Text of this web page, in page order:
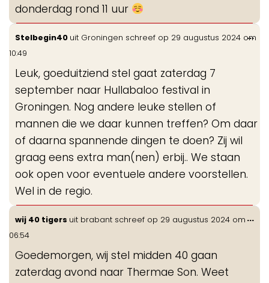
donderdag rond 11 uur
Stelbegin40 uit Groningen schreef op 29 augustus 2024 om
10:49
Leuk, goeduitziend stel gaat zaterdag 7
september naar Hullabaloo festival in
Groningen. Nog andere leuke stellen of
mannen die we daar kunnen treffen? Om daar
of daarna spannende dingen te doen? Zij wil
graag eens extra man(nen) erbij.. We staan
ook open voor eventuele andere voorstellen.
Wel in de regio.
...
wij 40 tigers uit brabant schreef op 29 augustus 2024 om
06:54
Goedemorgen, wij stel midden 40 gaan
zaterdag avond naar Thermae Son. Weet
...